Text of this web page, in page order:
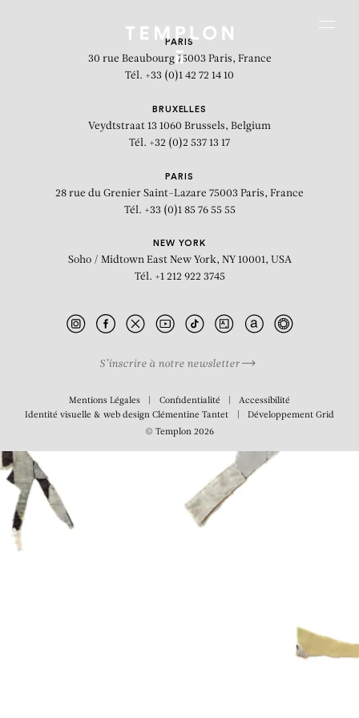
At the End of the Day
PARIS
30 rue Beaubourg 75003 Paris, France
Tél. +33 (0)1 42 72 14 10
BRUXELLES
Veydtstraat 13 1060 Brussels, Belgium
Tél. +32 (0)2 537 13 17
PARIS
28 rue du Grenier Saint-Lazare 75003 Paris, France
Tél. +33 (0)1 85 76 55 55
NEW YORK
Soho / Midtown East New York, NY 10001, USA
Tél. +1 212 922 3745
S’inscrire à notre newsletter
Mentions Légales Confidentialité
Accessibilité
Identité visuelle & web designClémentine Tantet Développement Grid
© Templon 2026